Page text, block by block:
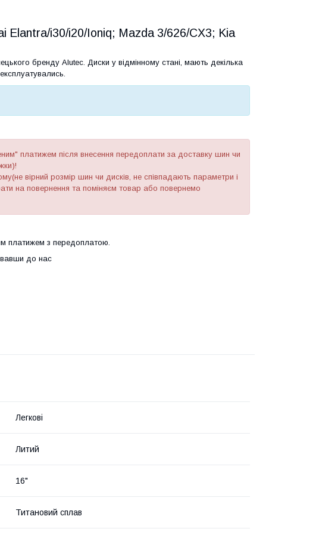
Elantra/i30/i20/Ioniq; Mazda 3/626/CX3; Kia
бренду Alutec. Диски у відмінному стані, мають декілька
платижем після внесення передоплати за доставку шин чи
вірний розмір шин чи дисків, не співпадають параметри і
на повернення та поміняєм товар або повернемо
платижем з передоплатою.
до нас
Легкові
Литий
16"
Титановий сплав